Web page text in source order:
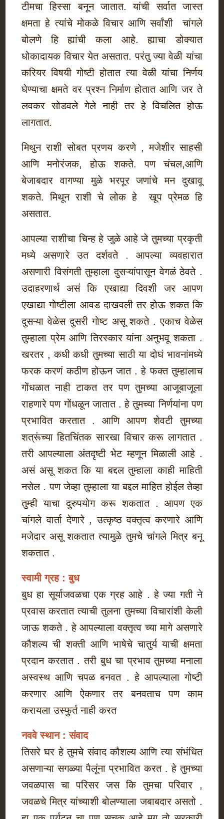
टीमचा हिस्सा बनून जातात. यांची सर्वात जास्त
क्षमता हे त्यांचे मोकळे विचार आणि सर्वांशी चांगले
बोलणे हि ह्यांची कला आहे. ह्याचा डोक्यात
धोकादायक विचार येत असतात. परंतु ज्या वेळी यांचा
करियर विषयी गोष्टी होतात त्या वेळी यांचा निर्णय
घेण्याचा क्षमते वर प्रश्न निर्माण होतात आणि जर ते
लवकर सोडवले गेले नाही तर हे विचलित होऊ
लागतात.
मिथुन राशी सोबत प्रणय करणे , मजेशीर साहसी
आणि मनोरंजक, होऊ शकते. पण चंचल,आणि
बेजाबदार वागण्या मुळे भरपूर जणांचे मन दुखावू
शकते. मिथून राशी चे लोक हे खूप प्रेमळ हि
असतात.
आपल्या राशीचा चिन्ह हे जुळे आहे जे तुमच्या प्रकृती
मध्ये असणारे उत दर्शवते . आपल्या व्यवहारात
असणारी विसंगती तुम्हाला दुसऱ्यांपासून वेगळं ठेवते .
उदाहरणार्थ असं कि एखाद्या दिवशी जर आपण
एखाद्या गोष्टीला आवड दाखवली तर होऊ शकत कि
दुसऱ्या वेळेस दुसरी गोष्ट असू शकते . एकाच वेळेस
तुम्हाला प्रेम आणि तिरस्कार यांना अनुभवू शकता .
खरतर , कधी कधी तुमच्या साठी या दोघं भावनांमध्ये
फरक करणं कठीण होऊन जात . हे फक्त तुम्हालाच
गोंधळात नाही टाकत तर पण तुमच्या आजूबाजूला
राहणारे पण गोंधळून जातात . हे तुमच्या निर्णयांना पण
प्रभावित करतात . आणि आपण शेवटी तुमच्या
शत्रूंच्या हितचिंतक सारखा विचार करू लागतात .
तरी आपल्याला अंतदृष्टी भेट म्हणून मिळाली आहे .
असं असू शकत कि या बद्दल तुम्हाला काही माहिती
नसेल . पण जेव्हा तुम्हाला या बद्दल माहित होईल तेव्हा
तुम्ही याचा दुरुपयोग करू शकतात . आपण एक
चांगले वार्ता देणारे , उत्कृष्ठ वक्तृत्व करणारे आणि
मजेदार असू शकतात त्यामुळे तुमचे चांगले मित्र बनू
शकतात .
स्वामी ग्रह : बुध
बुध हा सूर्याजवळचा एक ग्रह आहे . हे ज्या गती ने
प्रवास करतात त्याची तुलना तुमच्या विचारांशी केली
जाऊ शकते . हे आपल्याला वक्तृत्व च्या मागे असणारे
कौशल्य ची शक्ती आणि भाषेचे चातुर्य याची क्षमता
प्रदान करतात . तरी बुध चा प्रभाव तुमच्या मनाला
अस्वस्थ आणि चपळ बनवत . हे आपल्याला गोष्टी
करणार आणि ऐकणार तर बनवताच पण काम
करायला उस्फुर्त नाही करत
नववे स्थान : संवाद
तिसरे घर हे तुमचे संवाद कौशल्य आणि त्या संभंधित
असणाऱ्या सगळ्या पैलूंना प्रभावित करत . हे तुमच्या
जवळपास चा परिसर जस कि तुमचा परिवार ,
जवळचे मित्र यांच्याशी बोलण्याला जबाबदार असतो .